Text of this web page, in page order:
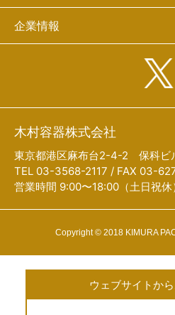
企業情報
木村容器株式会社
東京都港区麻布台2-4-2 保科ビ
TEL 03-3568-2117 / FAX 03-
営業時間 9:00〜18:00（土日祝休
Copyright © 2018 KIMURA
ウェブサイトか